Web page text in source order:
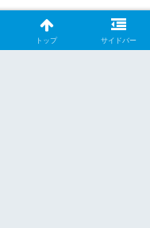
トップ サイドバー